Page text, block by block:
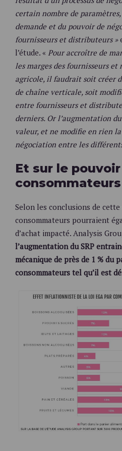
certain nombre de
demande et du pouvoir de
fournisseurs et distributeurs »
l’étude. « Pour accroître de
les marges des fournisseurs
agricole, il faudrait soit créer
de chaîne verticale, soit
entre fournisseurs et
derniers. Or l’augmentation du
valeur, et ne modifie en rien
négociation entre les
Et sur le
Selon les conclusions de cette
consommateurs pourraient
d’achat impacté. Analysis
l’augmentation du SRP
mécanique de près de 1 % du
consommateurs tel qu’il est